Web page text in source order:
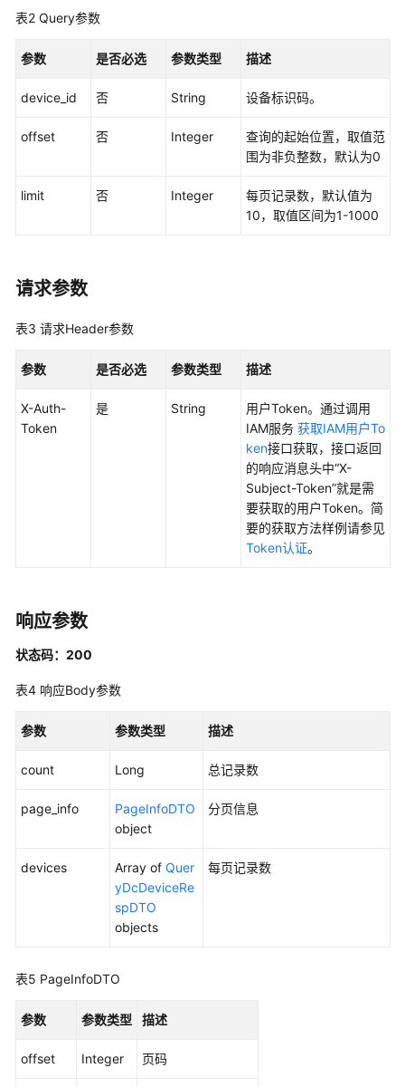
考
前
读
API
列
表
边
应
用
理
设
表2 Query参数
参数 是否必选 参数类型 描述
device_id 否 String 设备标识码。
offset 否 Integer
查询的起始位置，取值范
围为非负整数，默认为0
limit 否 Integer
每页记录数，默认值为
10，取值区间为1-1000
请求参数
表3 请求Header参数
参数 是否必选 参数类型 描述
X-Auth-
Token
是 String
用户Token。通过调用
IAM服务 获取IAM用户To
ken接口获取，接口返回
的响应消息头中“X-
Subject-Token”就是需
要获取的用户Token。简
要的获取方法样例请参见
Token认证。
响应参数
状态码：200
表4 响应Body参数
参数 参数类型 描述
count Long 总记录数
page_info
PageInfoDTO
object
分页信息
devices Array of Quer
yDcDeviceRe
spDTO
objects
每页记录数
表5 PageInfoDTO
参数 参数类型 描述
offset Integer 页码